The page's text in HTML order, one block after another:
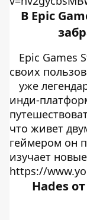
В Epic
Epic Games
своих
уже
инди-
что живет
геймером он
изучает
https://
Hades